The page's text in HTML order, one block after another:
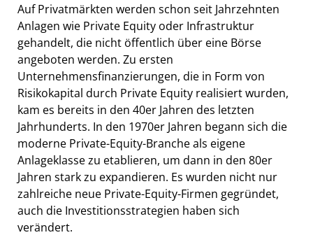
Auf Privatmärkten werden schon seit Jahrzehnten
Anlagen wie Private Equity oder Infrastruktur
gehandelt, die nicht öffentlich über eine Börse
angeboten werden. Zu ersten
Unternehmensfinanzierungen, die in Form von
Risikokapital durch Private Equity realisiert wurden,
kam es bereits in den 40er Jahren des letzten
Jahrhunderts. In den 1970er Jahren begann sich die
moderne Private-Equity-Branche als eigene
Anlageklasse zu etablieren, um dann in den 80er
Jahren stark zu expandieren. Es wurden nicht nur
zahlreiche neue Private-Equity-Firmen gegründet,
auch die Investitionsstrategien haben sich
verändert.